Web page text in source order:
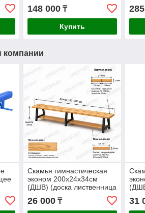
148 000₸
Купить
компании
Скамья гимнастическая
эконом 200х24х34см
(ДШВ) (доска лиственница
26 000₸ 31